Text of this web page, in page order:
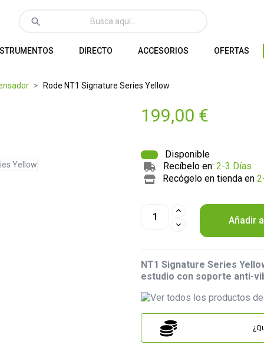
search
DIRECTO ACCESORIOS OFERTAS
Rode NT1 Signature Series Yellow
199,00 €
Disponible
Recíbelo en:2-3 Días
Recógelo en tienda en
Añadir
NT1 Signature Series
estudio con soporte anti-